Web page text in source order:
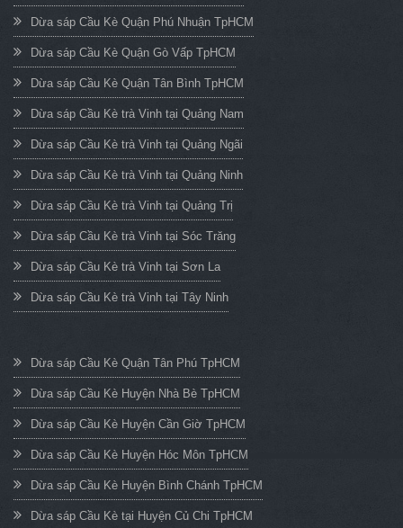
Dừa sáp Cầu Kè Quận Phú Nhuận TpHCM
Dừa sáp Cầu Kè Quận Gò Vấp TpHCM
Dừa sáp Cầu Kè Quận Tân Bình TpHCM
Dừa sáp Cầu Kè trà Vinh tại Quảng Nam
Dừa sáp Cầu Kè trà Vinh tại Quảng Ngãi
Dừa sáp Cầu Kè trà Vinh tại Quảng Ninh
Dừa sáp Cầu Kè trà Vinh tại Quảng Trị
Dừa sáp Cầu Kè trà Vinh tại Sóc Trăng
Dừa sáp Cầu Kè trà Vinh tại Sơn La
Dừa sáp Cầu Kè trà Vinh tại Tây Ninh
Dừa sáp Cầu Kè Quận Tân Phú TpHCM
Dừa sáp Cầu Kè Huyện Nhà Bè TpHCM
Dừa sáp Cầu Kè Huyện Cần Giờ TpHCM
Dừa sáp Cầu Kè Huyện Hóc Môn TpHCM
Dừa sáp Cầu Kè Huyện Bình Chánh TpHCM
Dừa sáp Cầu Kè tại Huyện Củ Chi TpHCM